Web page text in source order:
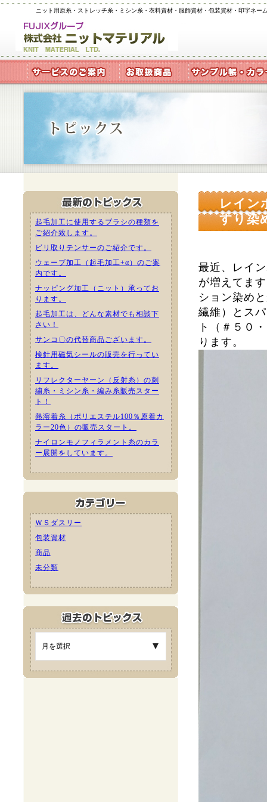
ニット用原糸・ストレッチ糸・ミシン糸・衣料資材・服飾資材・包装資材・印字ネ
起毛加工に使用するブラシの種類を
ご紹介致します。
ビリ取りテンサーのご紹介です。
ウェーブ加工（起毛加工+α）のご案
内です。
ナッピング加工（ニット）承ってお
ります。
起毛加工は、どんな素材でも相談下
さい！
サンコ〇の代替商品ございます。
検針用磁気シールの販売を行ってい
ます。
リフレクターヤーン（反射糸）の刺
繍糸・ミシン糸・編み糸販売スター
ト！
熱溶着糸（ポリエステル100％原着カ
ラー20色）の販売スタート。
ナイロンモノフィラメント糸のカラ
ー展開をしています。
ＷＳダスリー
包装資材
商品
未分類
レイン
すり染
最近、レイ
が増えてま
ション染め
繊維）とス
ト（＃５０
ります。